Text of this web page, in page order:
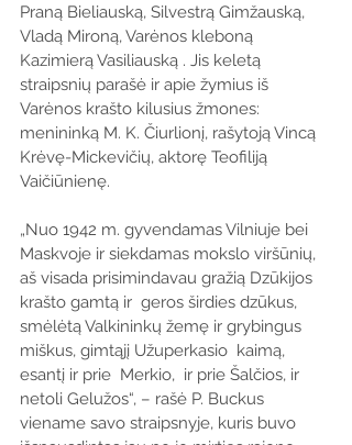
Praną Bieliauską, Silvestrą Gimžauską,
Vladą Mironą, Varėnos kleboną
Kazimierą Vasiliauską . Jis keletą
straipsnių parašė ir apie žymius iš
Varėnos krašto kilusius žmones:
menininką M. K. Čiurlionį, rašytoją Vincą
Krėvę-Mickevičių, aktorę Teofiliją
Vaičiūnienę.
„Nuo 1942 m. gyvendamas Vilniuje bei
Maskvoje ir siekdamas mokslo viršūnių,
aš visada prisimindavau gražią Dzūkijos
krašto gamtą ir  geros širdies dzūkus,
smėlėtą Valkininkų žemę ir grybingus
miškus, gimtąjį Užuperkasio  kaimą,
esantį ir prie  Merkio,  ir prie Šalčios, ir
netoli Gelužos“, – rašė P. Buckus
viename savo straipsnyje, kuris buvo